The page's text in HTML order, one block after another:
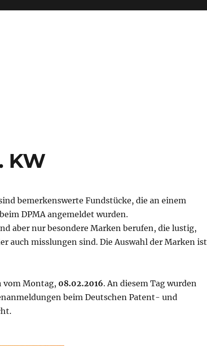
KW
bemerkenswerte Fundstücke, die an einem
DPMA angemeldet wurden.
aber nur besondere Marken berufen, die lustig,
auch misslungen sind. Die Auswahl der Marken ist
vom Montag, 08.02.2016. An diesem Tag wurden
beim Deutschen Patent- und